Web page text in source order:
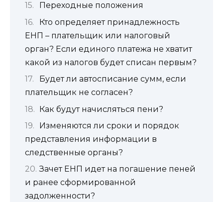
Переходные положения
Кто определяет принадлежность
ЕНП – плательщик или налоговый
орган? Если единого платежа не хватит
какой из налогов будет списан первым?
Будет ли автосписание сумм, если
плательщик не согласен?
Как будут начисляться пени?
Изменяются ли сроки и порядок
представления информации в
следственные органы?
Зачет ЕНП идет на погашение пеней
и ранее сформированной
задолженности?